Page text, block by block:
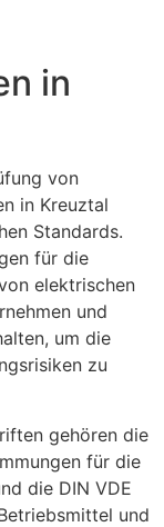
in
von
in Kreuztal
Standards.
für die
elektrischen
und
um die
zu
gehören die
für die
die DIN VDE
und